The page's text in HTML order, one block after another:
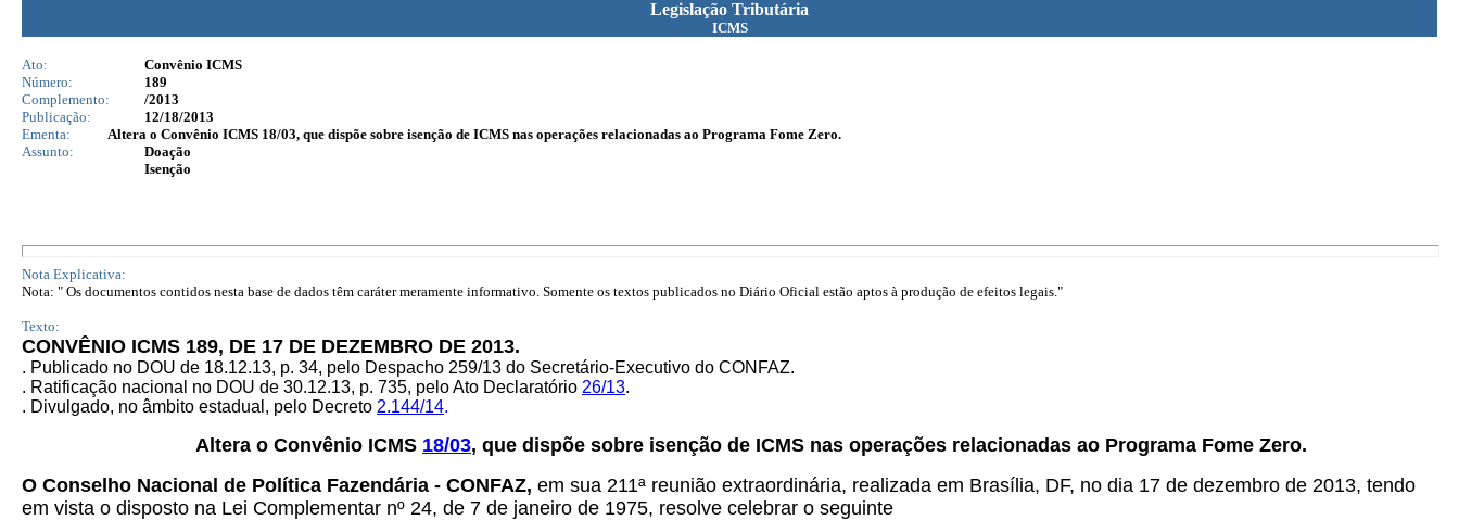
Legislação Tributária
ICMS
Ato:
Convênio ICMS
Número:
189
Complemento:
/2013
Publicação:
12/18/2013
Ementa:
Altera o Convênio ICMS 18/03, que dispõe sobre isenção de ICMS nas operações relacionadas ao Programa Fome Zero.
Assunto:
Doação
Isenção
Nota Explicativa:
Nota: " Os documentos contidos nesta base de dados têm caráter meramente informativo. Somente os textos publicados no Diário Oficial estão aptos à produção de efeitos legais."
Texto:
CONVÊNIO ICMS 189, DE 17 DE DEZEMBRO DE 2013.
. Publicado no DOU de 18.12.13, p. 34, pelo Despacho 259/13 do Secretário-Executivo do CONFAZ.
. Ratificação nacional no DOU de 30.12.13, p. 735, pelo Ato Declaratório 26/13.
. Divulgado, no âmbito estadual, pelo Decreto 2.144/14.
Altera o Convênio ICMS 18/03, que dispõe sobre isenção de ICMS nas operações relacionadas ao Programa Fome Zero.
O Conselho Nacional de Política Fazendária - CONFAZ, em sua 211ª reunião extraordinária, realizada em Brasília, DF, no dia 17 de dezembro de 2013, tendo
em vista o disposto na Lei Complementar nº 24, de 7 de janeiro de 1975, resolve celebrar o seguinte